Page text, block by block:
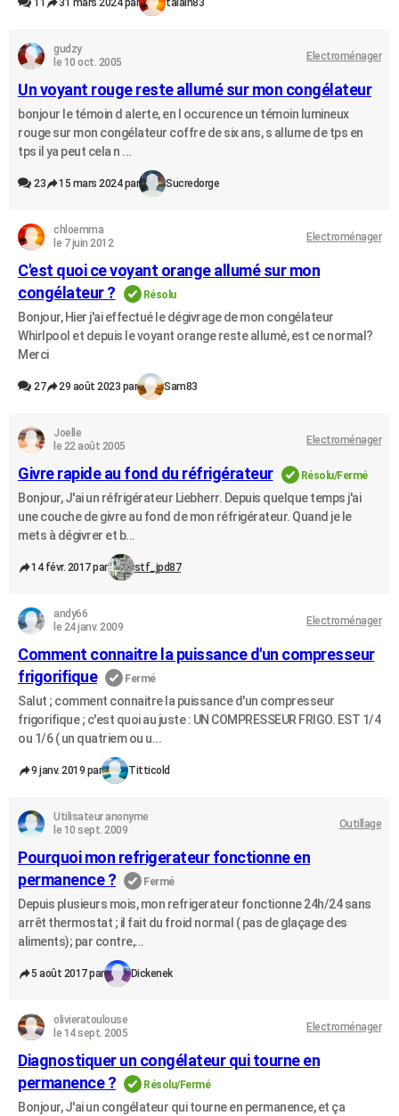
11 31 mars 2024 par talain83
gudzy
le 10 oct. 2005
Electroménager
Un voyant rouge reste allumé sur mon congélateur
bonjour le témoin d alerte, en l occurence un témoin lumineux
rouge sur mon congélateur coffre de six ans, s allume de tps en
tps il ya peut cela n ...
23 15 mars 2024 par Sucredorge
chloemma
le 7 juin 2012
Electroménager
C'est quoi ce voyant orange allumé sur mon
congélateur ?
Résolu
Bonjour, Hier j'ai effectué le dégivrage de mon congélateur
Whirlpool et depuis le voyant orange reste allumé, est ce normal?
Merci
27 29 août 2023 par Sam83
Joelle
le 22 août 2005
Electroménager
Givre rapide au fond du réfrigérateur Résolu/Fermé
Bonjour, J'ai un réfrigérateur Liebherr. Depuis quelque temps j'ai
une couche de givre au fond de mon réfrigérateur. Quand je le
mets à dégivrer et b...
14 févr. 2017 par stf_jpd87
andy66
le 24 janv. 2009
Electroménager
Comment connaitre la puissance d'un compresseur
frigorifique
Fermé
Salut ; comment connaitre la puissance d'un compresseur
frigorifique ; c'est quoi au juste : UN COMPRESSEUR FRIGO. EST 1/4
ou 1/6 ( un quatriem ou u...
9 janv. 2019 par Titticold
Utilisateur anonyme
le 10 sept. 2009
Outillage
Pourquoi mon refrigerateur fonctionne en
permanence ?
Fermé
Depuis plusieurs mois, mon refrigerateur fonctionne 24h/24 sans
arrêt thermostat ; il fait du froid normal ( pas de glaçage des
aliments); par contre,...
5 août 2017 par Dickenek
olivieratoulouse
le 14 sept. 2005
Electroménager
Diagnostiquer un congélateur qui tourne en
permanence ?
Résolu/Fermé
Bonjour, J'ai un congélateur qui tourne en permanence, et ça